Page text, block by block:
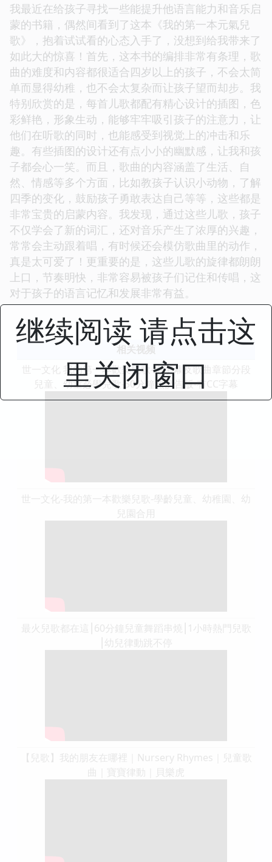
我最近在给孩子寻找一些能提升他语言能力和音乐启
蒙的书籍，偶然间看到了这本《我的第一本元氣兒
歌》，抱着试试看的心态入手了，没想到给我带来了
如此大的惊喜！首先，这本书的编排非常有条理，歌
曲的难度和内容都很适合四岁以上的孩子，不会太简
单而显得幼稚，也不会太复杂而让孩子望而却步。我
特别欣赏的是，每首儿歌都配有精心设计的插图，色
彩鲜艳，形象生动，能够牢牢吸引孩子的注意力，让
他们在听歌的同时，也能感受到视觉上的冲击和乐
趣。有些插图的设计还有点小小的幽默感，让我和孩
子都会心一笑。而且，歌曲的内容涵盖了生活、自
然、情感等多个方面，比如教孩子认识小动物，了解
四季的变化，鼓励孩子勇敢表达自己等等，这些都是
非常宝贵的启蒙内容。我发现，通过这些儿歌，孩子
不仅学会了新的词汇，还对音乐产生了浓厚的兴趣，
常常会主动跟着唱，有时候还会模仿歌曲里的动作，
真是太可爱了！更重要的是，这些儿歌的旋律都朗朗
上口，节奏明快，非常容易被孩子们记住和传唱，这
对于孩子的语言记忆和发展非常有益。
相关视频
世一文化 我的第一本歡樂兒歌-附字幕及歌曲章節分段
兒童、幼童必學兒歌-50分鐘無廣告版-有CC字幕
世一文化-我的第一本歡樂兒歌-學齡兒童、幼稚園、幼
兒園合用
最火兒歌都在這⎮60分鐘兒童舞蹈串燒⎮1小時熱門兒歌
⎮幼兒律動跳不停
【兒歌】我的朋友在哪裡｜Nursery Rhymes｜兒童歌
曲｜寶寶律動｜貝樂虎
继续阅读 请点击这
里关闭窗口